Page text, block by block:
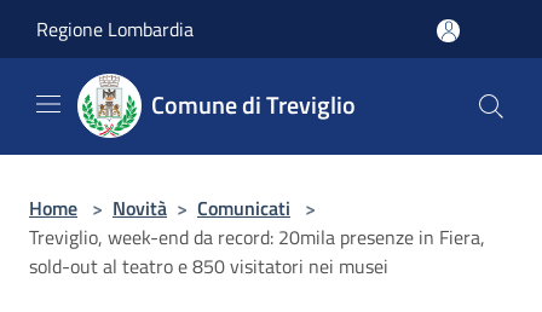
Regione Lombardia
Comune di Treviglio
Home > Novità > Comunicati >
Treviglio, week-end da record: 20mila presenze in Fiera,
sold-out al teatro e 850 visitatori nei musei